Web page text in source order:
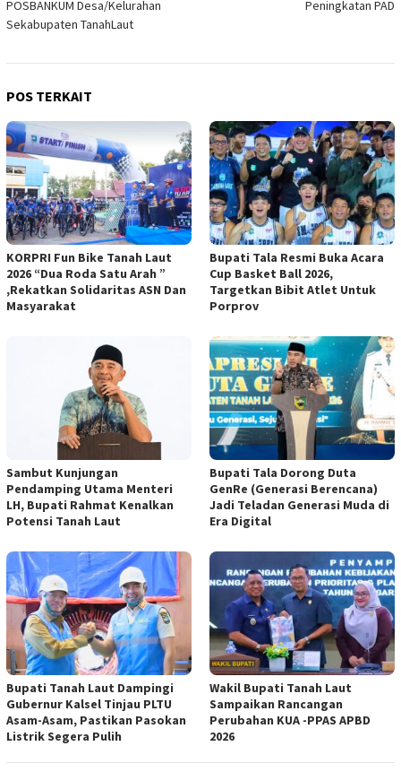
POSBANKUM Desa/Kelurahan
Sekabupaten TanahLaut
Peningkatan PAD
POS TERKAIT
KORPRI Fun Bike Tanah Laut
2026 “Dua Roda Satu Arah ”
,Rekatkan Solidaritas ASN Dan
Masyarakat
Bupati Tala Resmi Buka Acara
Cup Basket Ball 2026,
Targetkan Bibit Atlet Untuk
Porprov
Sambut Kunjungan
Pendamping Utama Menteri
LH, Bupati Rahmat Kenalkan
Potensi Tanah Laut
Bupati Tala Dorong Duta
GenRe (Generasi Berencana)
Jadi Teladan Generasi Muda di
Era Digital
Bupati Tanah Laut Dampingi
Gubernur Kalsel Tinjau PLTU
Asam-Asam, Pastikan Pasokan
Listrik Segera Pulih
Wakil Bupati Tanah Laut
Sampaikan Rancangan
Perubahan KUA -PPAS APBD
2026